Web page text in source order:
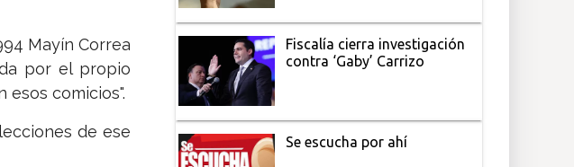
Mayín Correa
por el propio
comicios".
de ese
Fiscalía cierra investigación
contra ‘Gaby’ Carrizo
Se escucha por ahí